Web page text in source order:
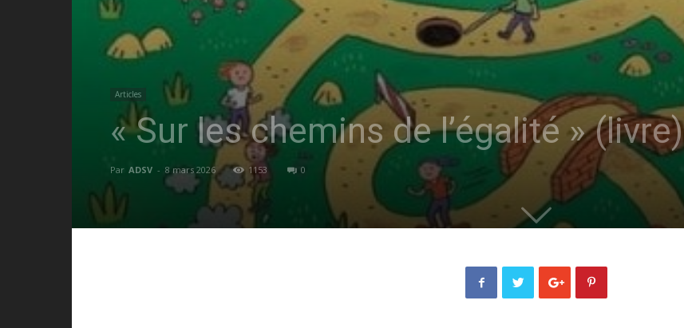
Articles
« Sur les chemins de l’égalité » (livre)
Par ADSV - 8 mars 2026 1153 0